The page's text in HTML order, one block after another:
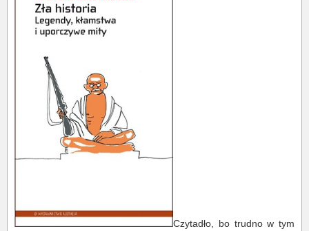
Czytadło, bo trudno w tym